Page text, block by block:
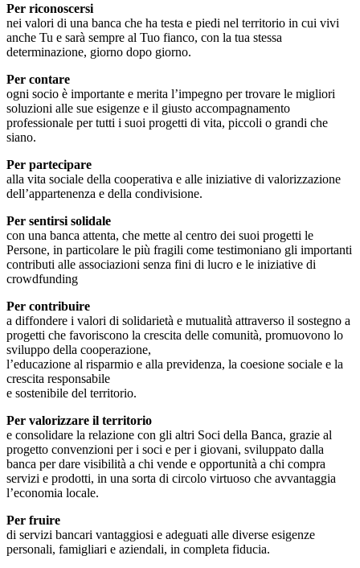
Per riconoscersi
nei valori di una banca che ha testa e piedi nel territorio in cui vivi
anche Tu e sarà sempre al Tuo fianco, con la tua stessa
determinazione, giorno dopo giorno.
Per contare
ogni socio è importante e merita l’impegno per trovare le migliori
soluzioni alle sue esigenze e il giusto accompagnamento
professionale per tutti i suoi progetti di vita, piccoli o grandi che
siano.
Per partecipare
alla vita sociale della cooperativa e alle iniziative di valorizzazione
dell’appartenenza e della condivisione.
Per sentirsi solidale
con una banca attenta, che mette al centro dei suoi progetti le
Persone, in particolare le più fragili come testimoniano gli importanti
contributi alle associazioni senza fini di lucro e le iniziative di
crowdfunding
Per contribuire
a diffondere i valori di solidarietà e mutualità attraverso il sostegno a
progetti che favoriscono la crescita delle comunità, promuovono lo
sviluppo della cooperazione,
l’educazione al risparmio e alla previdenza, la coesione sociale e la
crescita responsabile
e sostenibile del territorio.
Per valorizzare il territorio
e consolidare la relazione con gli altri Soci della Banca, grazie al
progetto convenzioni per i soci e per i giovani, sviluppato dalla
banca per dare visibilità a chi vende e opportunità a chi compra
servizi e prodotti, in una sorta di circolo virtuoso che avvantaggia
l’economia locale.
Per fruire
di servizi bancari vantaggiosi e adeguati alle diverse esigenze
personali, famigliari e aziendali, in completa fiducia.